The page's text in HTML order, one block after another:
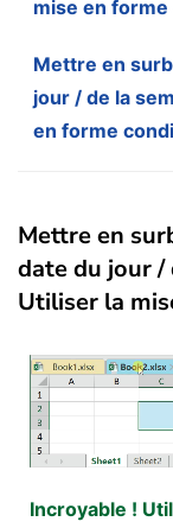
mise en
Mettre en
jour / de la
en forme
Mettre en
date du jour /
Utiliser la
Incroyable !